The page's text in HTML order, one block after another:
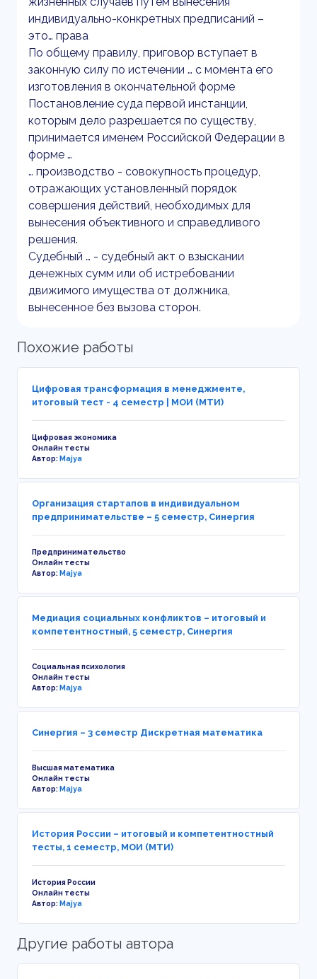
индивидуально-конкретных предписаний –
это… права
По общему правилу, приговор вступает в
законную силу по истечении … с момента его
изготовления в окончательной форме
Постановление суда первой инстанции,
которым дело разрешается по существу,
принимается именем Российской Федерации в
форме …
… производство - совокупность процедур,
отражающих установленный порядок
совершения действий, необходимых для
вынесения объективного и справедливого
решения.
Судебный … - судебный акт о взыскании
денежных сумм или об истребовании
движимого имущества от должника,
вынесенное без вызова сторон.
Похожие работы
Цифровая трансформация в менеджменте,
итоговый тест - 4 семестр | МОИ (МТИ)
Цифровая экономика
Онлайн тесты
Автор:Majya
Организация стартапов в индивидуальном
предпринимательстве – 5 семестр, Синергия
Предпринимательство
Онлайн тесты
Автор:Majya
Медиация социальных конфликтов – итоговый и
компетентностный, 5 семестр, Синергия
Социальная психология
Онлайн тесты
Автор:Majya
Синергия – 3 семестр Дискретная математика
Высшая математика
Онлайн тесты
Автор:Majya
История России – итоговый и компетентностный
тесты, 1 семестр, МОИ (МТИ)
История России
Онлайн тесты
Автор:Majya
Другие работы автора